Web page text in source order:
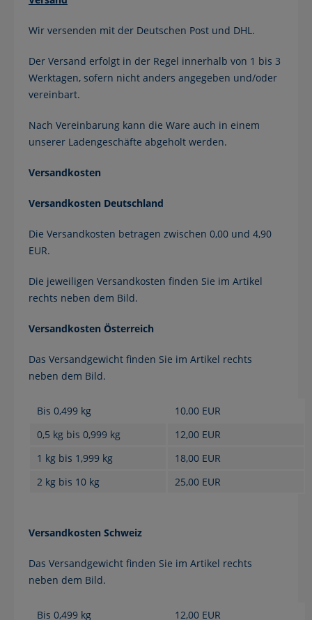
Wir versenden mit der Deutschen Post und DHL.
Der Versand erfolgt in der Regel innerhalb von 1 bis 3
Werktagen, sofern nicht anders angegeben und/oder
vereinbart.
Nach Vereinbarung kann die Ware auch in einem
unserer Ladengeschäfte abgeholt werden.
Versandkosten
Versandkosten Deutschland
Die Versandkosten betragen zwischen 0,00 und 4,90
EUR.
Die jeweiligen Versandkosten finden Sie im Artikel
rechts neben dem Bild.
Versandkosten Österreich
Das Versandgewicht finden Sie im Artikel rechts
neben dem Bild.
Bis 0,499 kg
10,00 EUR
0,5 kg bis 0,999 kg
12,00 EUR
1 kg bis 1,999 kg
18,00 EUR
2 kg bis 10 kg
25,00 EUR
Versandkosten Schweiz
Das Versandgewicht finden Sie im Artikel rechts
neben dem Bild.
Bis 0,499 kg
12,00 EUR